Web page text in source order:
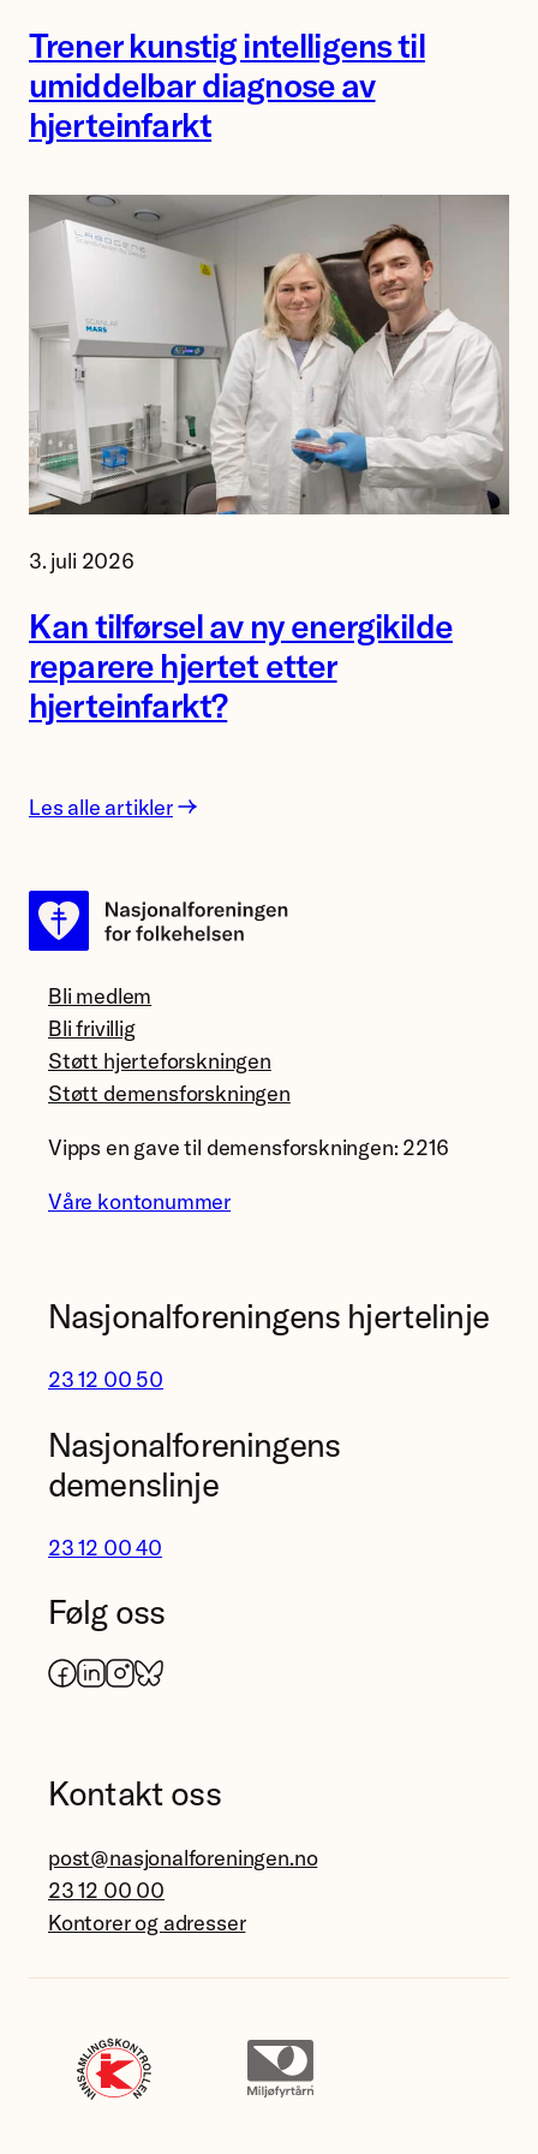
Singstad
ved
Ahus.
Trener kunstig intelligens til
umiddelbar diagnose av
hjerteinfarkt
Åsa
og
forsker
Mauro
Calvoli,
i
3. juli 2026
Kan tilførsel av ny energikilde
reparere hjertet etter
hjerteinfarkt?
Les alle artikler
Bli medlem
Bli frivillig
Støtt hjerteforskningen
Støtt demensforskningen
Vipps en gave til demensforskningen: 2216
Våre kontonummer
Nasjonalforeningens hjertelinje
23 12 00 50
Nasjonalforeningens
demenslinje
23 12 00 40
Følg oss
Facebook
LinkedIn
Instagram
Bluesky
Kontakt oss
post@nasjonalforeningen.no
23 12 00 00
Kontorer og adresser